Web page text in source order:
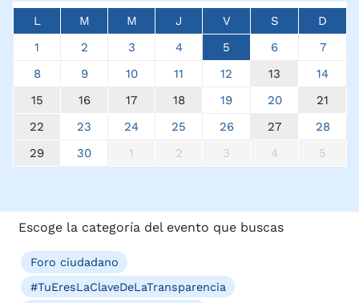
L M M J V S
D
1
2 3 4 5 6
7
8
9 10 11 12 13
14
15
16 17 18 19 20
21
22
23 24 25 26 27
28
29
30 1 2 3 4 5
Escoge la categoría del evento que buscas
Foro ciudadano
#TuEresLaClaveDeLaTransparencia